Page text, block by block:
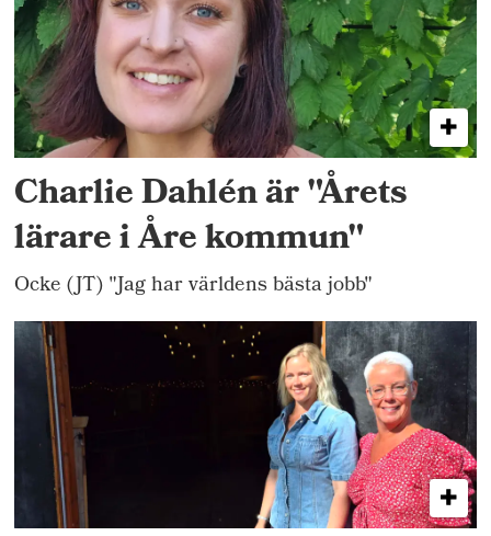
Charlie Dahlén är "Årets
lärare i Åre kommun"
Ocke (JT) "Jag har världens bästa jobb"